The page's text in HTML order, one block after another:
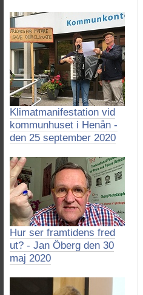
Klimatmanifestation vid
kommunhuset i Henån -
den 25 september 2020
Hur ser framtidens fred
ut? - Jan Öberg den 30
maj 2020